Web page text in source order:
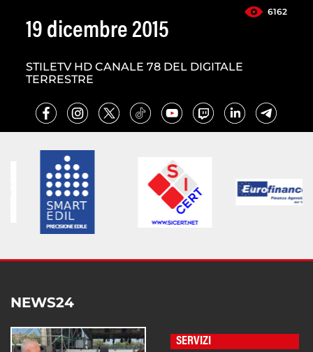
6162
19 dicembre 2015
STILETV HD CANALE 78 DEL DIGITALE
TERRESTRE
NEWS24
SERVIZI